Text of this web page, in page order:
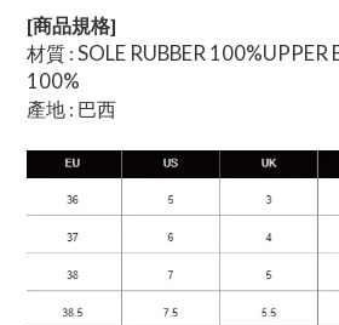
[商品規格]
材質 : SOLE RUBBER 100%UPPER
100%
產地 : 巴西